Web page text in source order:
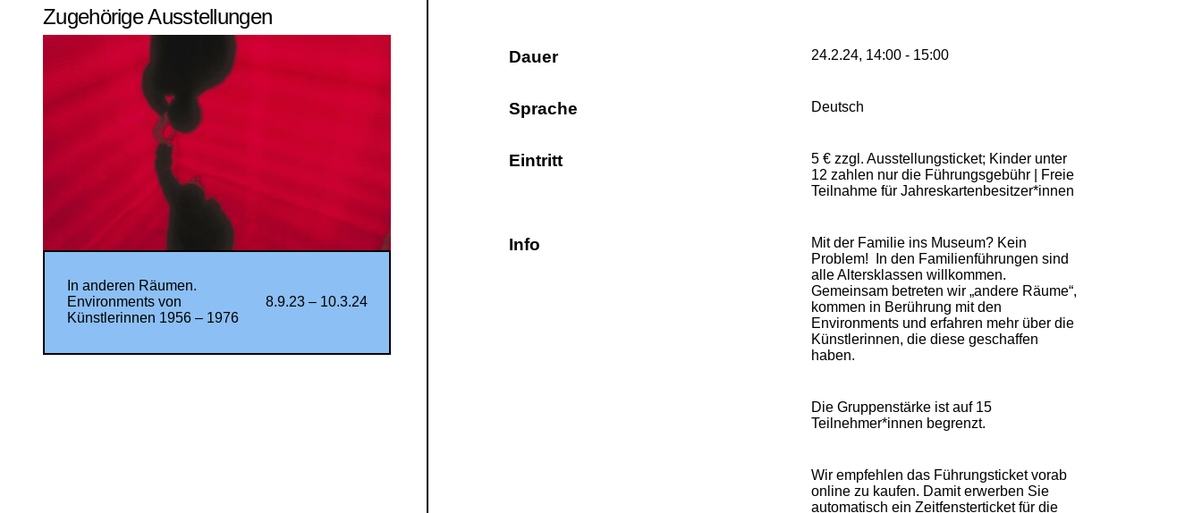
Dauer 24.2.24, 14:00 - 15:00
Sprache Deutsch
Eintritt
5 € zzgl. Ausstellungsticket; Kinder unter
12 zahlen nur die Führungsgebühr | Freie
Teilnahme für Jahreskartenbesitzer*innen
Info
Mit der Familie ins Museum? Kein
Problem! In den Familienführungen sind
alle Altersklassen willkommen.
Gemeinsam betreten wir „andere Räume“,
kommen in Berührung mit den
Environments und erfahren mehr über die
Künstlerinnen, die diese geschaffen
haben.
Die Gruppenstärke ist auf 15
Teilnehmer*innen begrenzt.
Wir empfehlen das Führungsticket vorab
online zu kaufen. Damit erwerben Sie
automatisch ein Zeitfensterticket für die
Zugehörige Ausstellungen
In anderen Räumen.
Environments von
Künstlerinnen 1956 – 1976
8.9.23 – 10.3.24